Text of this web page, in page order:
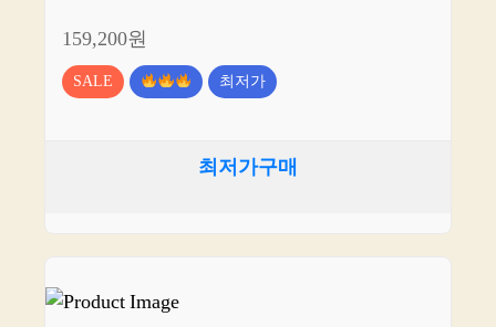
159,200원
SALE 최저가
최저가구매